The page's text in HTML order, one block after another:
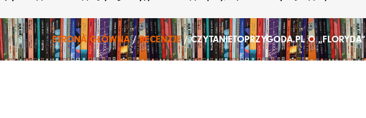
STRONA GŁÓWNA/RECENZJE/ CZYTANIETOPRZYGODA.PL O „FLORYDA”